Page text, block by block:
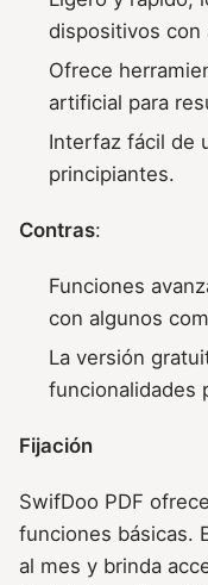
dispositivos con
Ofrece
artificial para
Interfaz fácil de
principiantes.
Contras:
Funciones
con algunos
La versión
funcionalidades
Fijación
SwifDoo PDF
funciones básicas.
al mes y brinda